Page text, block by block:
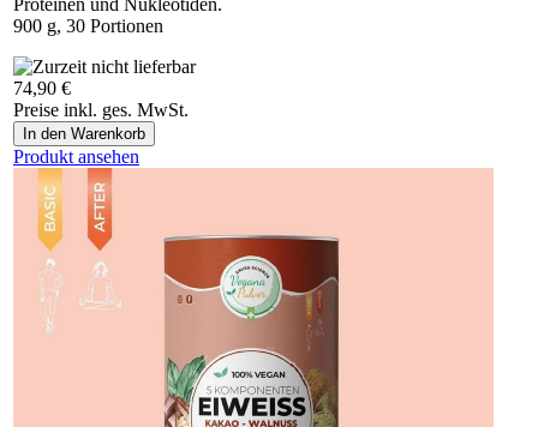
Proteinen und Nukleotiden.
900 g, 30 Portionen
Ab sofort können Sie das Produkt hier bestellen:
https://vegananatura.ch/thuja
74,90 €
Preise inkl. ges. MwSt.
Produkt ansehen